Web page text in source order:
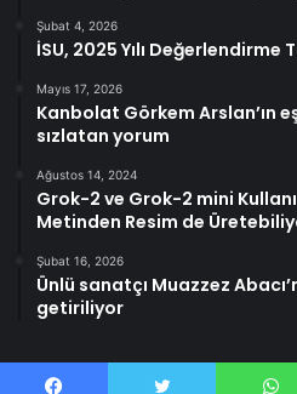
Şubat 4, 2026
İSU, 2025 Yılı Değerlendirme
Mayıs 17, 2026
Kanbolat Görkem Arslan’ın
sızlatan yorum
Ağustos 14, 2024
Grok-2 ve Grok-2 mini
Metinden Resim de
Şubat 16, 2026
Ünlü sanatçı Muazzez
getiriliyor